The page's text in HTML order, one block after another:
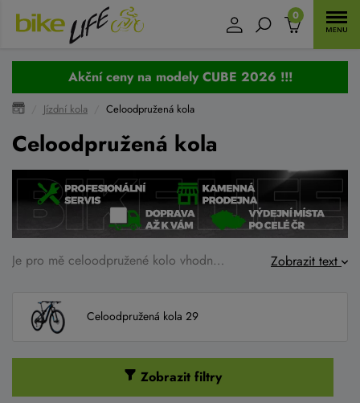
0
Akční ceny na modely CUBE 2026 !!!
Jízdní kola Celoodpružená kola
Celoodpružená kola
Je pro mě celoodpružené kolo vhodné? Jak vybrat celoodpružené kolo aby splňovalo to, co od něj očekávám? To jsou otázky, které mají jasnou odpověď. Zobrazit text
Celoodpružená kola 29
Zobrazit filtry